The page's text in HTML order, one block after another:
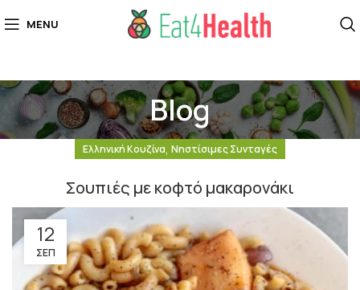
MENU
Blog
Ελληνική Κουζίνα, Νηστίσιμες Συνταγές
Σουπιές με κοφτό μακαρονάκι
12
ΣΕΠ